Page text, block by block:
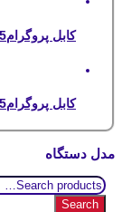
کابل پروگرامMd785
کابل پروگرامPd785
مدل دستگاه
Search
for:
Search